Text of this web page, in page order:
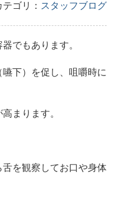
テゴリ： スタッフブログ
でもあります。
下）を促し、咀嚼時に
まります。
を観察してお口や身体